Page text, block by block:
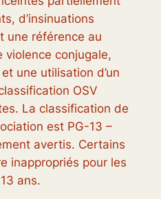
d’insinuations
une référence au
violence conjugale,
une utilisation d’un
OSV
La classification de
est PG-13 –
avertis. Certains
inappropriés pour les
ans.